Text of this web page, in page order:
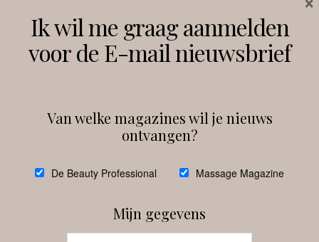
Instagram Facebook
debeautyprofessional
Ik wil me graag aanmelden
voor de E-mail nieuwsbrief
Van welke magazines wil je nieuws
ontvangen?
De Beauty Professional Massage Magazine
Mijn gegevens